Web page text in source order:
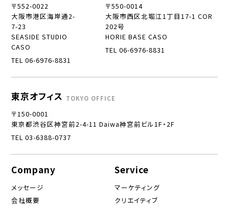
〒552-0022
大阪市港区海岸通2-
7-23
SEASIDE STUDIO
CASO
TEL 06-6976-8831
〒550-0014
大阪市西区北堀江1丁目17-1 COR
202号
HORIE BASE CASO
TEL 06-6976-8831
東京オフィス TOKYO OFFICE
〒150-0001
東京都渋谷区神宮前2-4-11 Daiwa神宮前ビル1F・2F
TEL 03-6388-0737
Company
メッセージ
会社概要
Service
マーケティング
クリエイティブ